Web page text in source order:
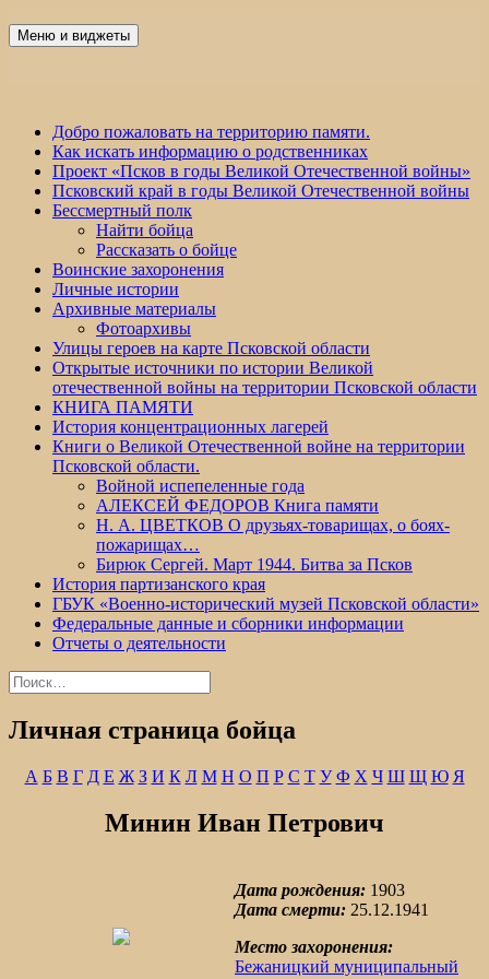
Победа 60
Меню и виджеты
Добро пожаловать на территорию памяти.
Как искать информацию о родственниках
Проект «Псков в годы Великой Отечественной войны»
Псковский край в годы Великой Отечественной войны
Бессмертный полк
Найти бойца
Рассказать о бойце
Воинские захоронения
Личные истории
Архивные материалы
Фотоархивы
Улицы героев на карте Псковской области
Открытые источники по истории Великой
отечественной войны на территории Псковской области
КНИГА ПАМЯТИ
История концентрационных лагерей
Книги о Великой Отечественной войне на территории
Псковской области.
Войной испепеленные года
АЛЕКСЕЙ ФЕДОРОВ Книга памяти
Н. А. ЦВЕТКОВ О друзьях-товарищах, о боях-
пожарищах…
Бирюк Сергей. Март 1944. Битва за Псков
История партизанского края
ГБУК «Военно-исторический музей Псковской области»
Федеральные данные и сборники информации
Отчеты о деятельности
Найти:
Личная страница бойца
А Б В Г Д Е Ж З И К Л М Н О П Р С Т У Ф Х Ч Ш Щ Ю Я
Минин Иван Петрович
Дата рождения: 1903
Дата смерти: 25.12.1941
Место захоронения:
Бежаницкий муниципальный